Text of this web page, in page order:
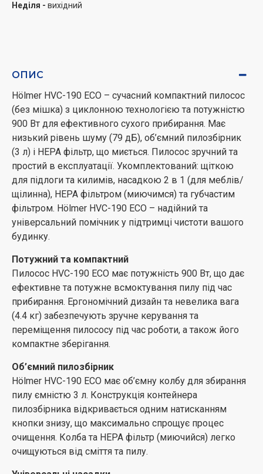
Hölmer HVC-190 ECO – ультракомпактна модель
пилососу, проста у догляді та експлуатації. Для
зручності користування регулювання потужності
розташоване на корпусі, а довжини шнура 3,5 м
цілком вистачає для комфортної роботи.
Неділя - вихідний
ОПИС
Hölmer HVC-190 ECO – сучасний компактний пилосос
(без мішка) з циклонною технологією та потужністю
900 Вт для ефективного сухого прибирання. Має
низький рівень шуму (79 дБ), об’ємний пилозбірник
(3 л) і НЕРА фільтр, що миється. Пилосос зручний та
простий в експлуатації. Укомплектований: щіткою
для підлоги та килимів, насадкою 2 в 1 (для меблів/
щілинна), HEPA фільтром (миючимся) та губчастим
фільтром. Hölmer HVC-190 ECO – надійний та
універсальний помічник у підтримці чистоти вашого
будинку.
Потужний та компактний
Пилосос HVC-190 ECO має потужність 900 Вт, що дає
ефективне та потужне всмоктування пилу під час
прибирання. Ергономічний дизайн та невелика вага
(4.4 кг) забезпечують зручне керування та
переміщення пилососу під час роботи, а також його
компактне зберігання.
Об’ємний пилозбірник
Hölmer HVC-190 ECO має об’ємну колбу для збирання
пилу ємністю 3 л. Конструкція контейнера
пилозбірника відкривається одним натисканням
кнопки знизу, що максимально спрощує процес
очищення. Колба та НЕРА фільтр (миючийся) легко
очищуються від сміття та пилу.